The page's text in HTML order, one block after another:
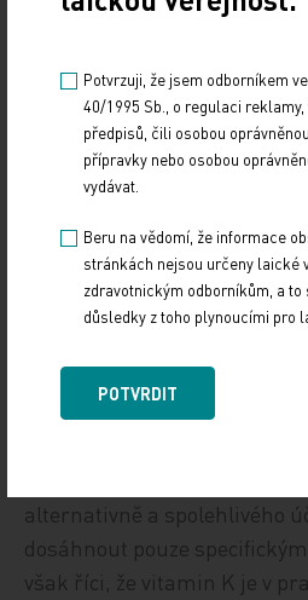
bezpečnostního limitu, nebo
pacienta je řešen správně,“
Pro dabigatran je k dispozici
aPTT a dále dilutovaný
vzniku krvácení s ohledem
invazivním zákrokům je třeba
souvislosti s eliminací
posouzení stačí propočítání
„Je třeba si uvědomit, že k
alternativně a spolehlivého
dosáhnout pouze
však říci, že vitamin K je v
Potvrzuji, že jsem odborníkem
40/1995 Sb., o regulaci
předpisů, čili osobou
přípravky nebo osobou
vydávat.
Beru na vědomí, že informace
stránkách nejsou určeny laické
zdravotnickým odborníkům, a to
důsledky z toho plynoucími pro
POTVRDIT